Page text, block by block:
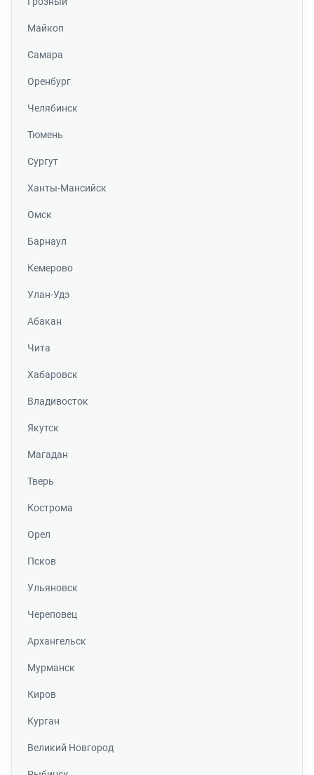
Майкоп
Самара
Оренбург
Челябинск
Тюмень
Сургут
Ханты-Мансийск
Омск
Барнаул
Кемерово
Улан-Удэ
Абакан
Чита
Хабаровск
Владивосток
Якутск
Магадан
Тверь
Кострома
Орел
Псков
Ульяновск
Череповец
Архангельск
Мурманск
Киров
Курган
Великий Новгород